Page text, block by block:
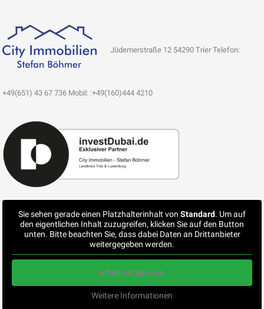
Jüdemerstraße 12 54290 Trier Telefon:
+49(651) 43 67 736 Mobil: :+49(160)444 4210
Sie sehen gerade einen Platzhalterinhalt von Standard. Um auf
den eigentlichen Inhalt zuzugreifen, klicken Sie auf den Button
unten. Bitte beachten Sie, dass dabei Daten an Drittanbieter
weitergegeben werden.
Inhalt entsperren
Weitere Informationen